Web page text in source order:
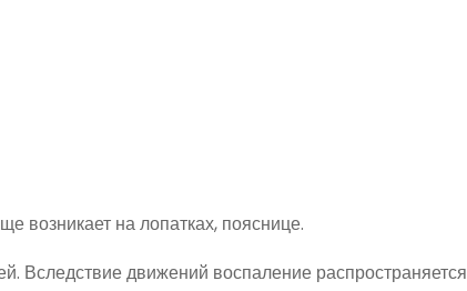
возникает на лопатках, пояснице.
Вследствие движений воспаление распространяется